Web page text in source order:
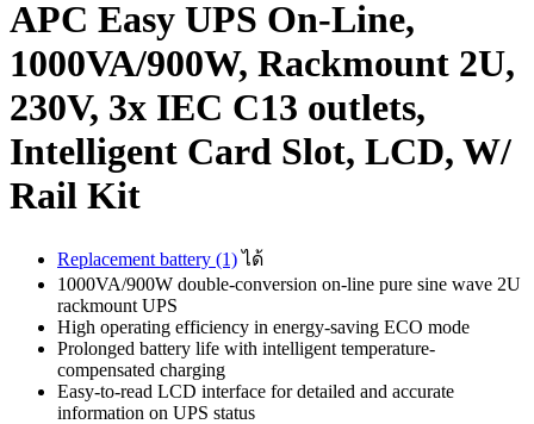
APC Easy UPS On-Line,
1000VA/900W, Rackmount 2U,
230V, 3x IEC C13 outlets,
Intelligent Card Slot, LCD, W/
Rail Kit
Replacement battery (1)ได้
1000VA/900W double-conversion on-line pure sine wave 2U
rackmount UPS
High operating efficiency in energy-saving ECO mode
Prolonged battery life with intelligent temperature-
compensated charging
Easy-to-read LCD interface for detailed and accurate
information on UPS status